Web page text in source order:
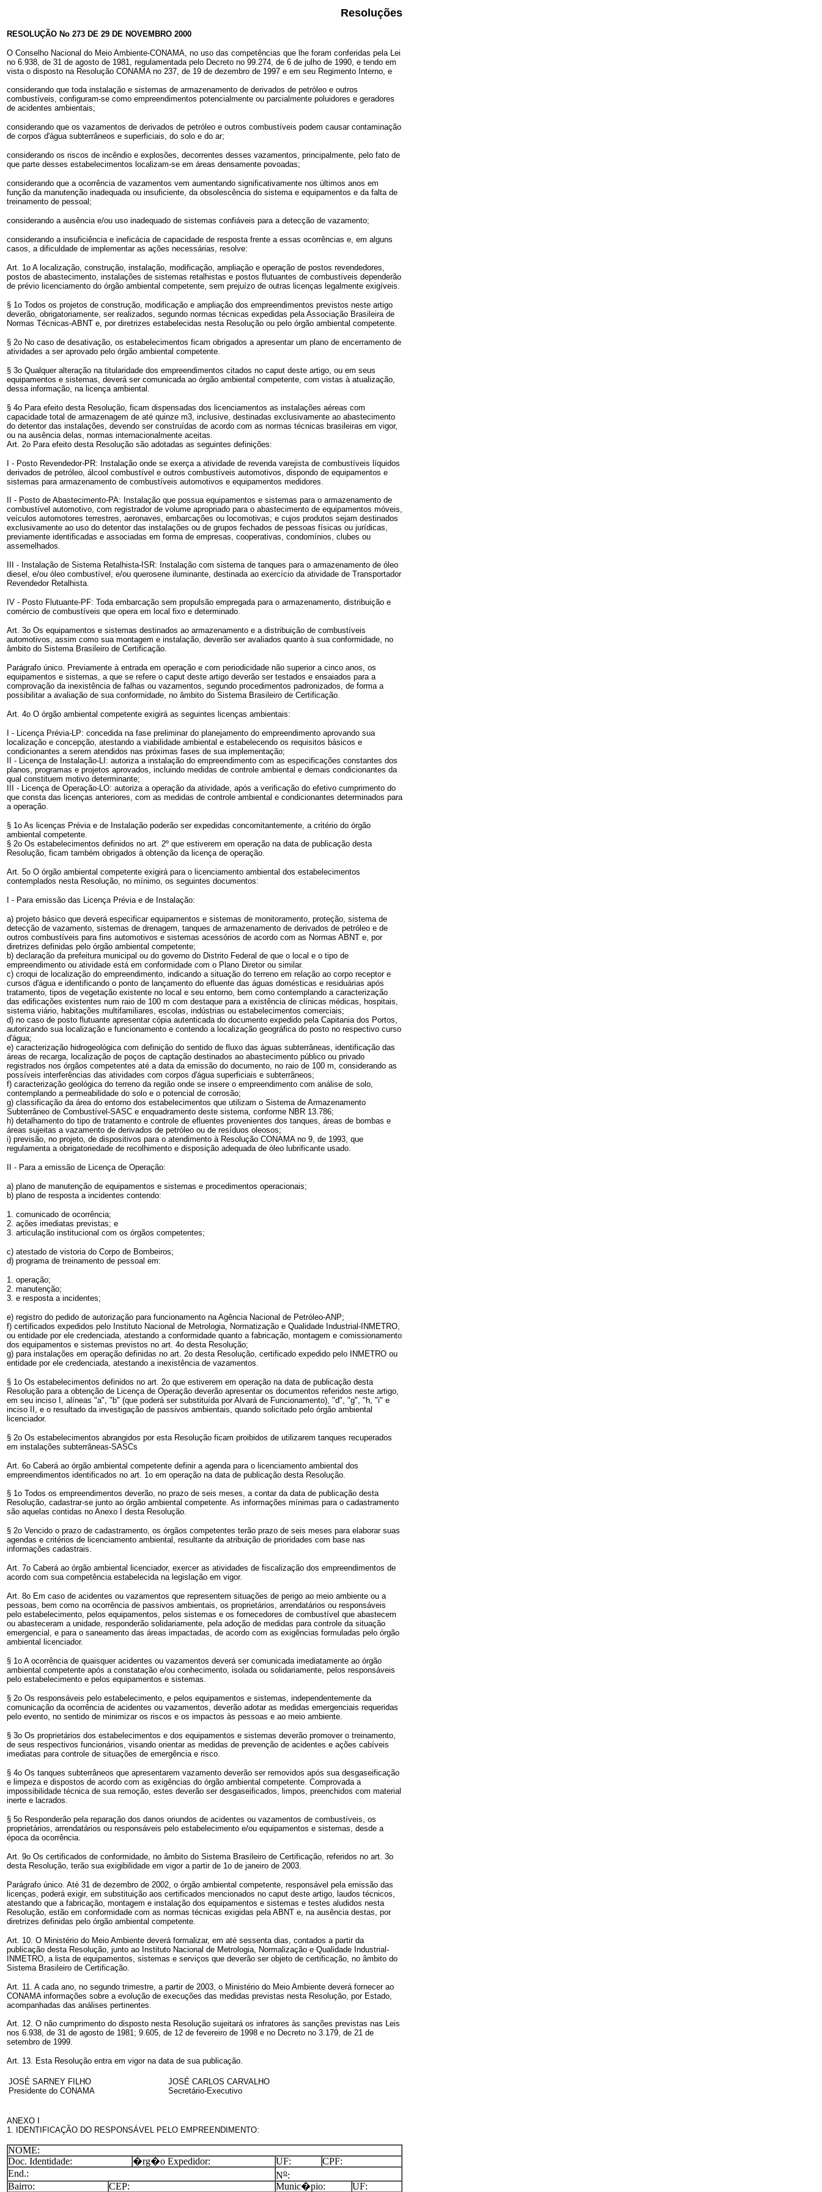
Resoluções
RESOLUÇÃO No 273 DE 29 DE NOVEMBRO 2000
O Conselho Nacional do Meio Ambiente-CONAMA, no uso das competências que lhe foram conferidas pela Lei
no 6.938, de 31 de agosto de 1981, regulamentada pelo Decreto no 99.274, de 6 de julho de 1990, e tendo em
vista o disposto na Resolução CONAMA no 237, de 19 de dezembro de 1997 e em seu Regimento Interno, e
considerando que toda instalação e sistemas de armazenamento de derivados de petróleo e outros
combustíveis, configuram-se como empreendimentos potencialmente ou parcialmente poluidores e geradores
de acidentes ambientais;
considerando que os vazamentos de derivados de petróleo e outros combustíveis podem causar contaminação
de corpos d'água subterrâneos e superficiais, do solo e do ar;
considerando os riscos de incêndio e explosões, decorrentes desses vazamentos, principalmente, pelo fato de
que parte desses estabelecimentos localizam-se em áreas densamente povoadas;
considerando que a ocorrência de vazamentos vem aumentando significativamente nos últimos anos em
função da manutenção inadequada ou insuficiente, da obsolescência do sistema e equipamentos e da falta de
treinamento de pessoal;
considerando a ausência e/ou uso inadequado de sistemas confiáveis para a detecção de vazamento;
considerando a insuficiência e ineficácia de capacidade de resposta frente a essas ocorrências e, em alguns
casos, a dificuldade de implementar as ações necessárias, resolve:
Art. 1o A localização, construção, instalação, modificação, ampliação e operação de postos revendedores,
postos de abastecimento, instalações de sistemas retalhistas e postos flutuantes de combustíveis dependerão
de prévio licenciamento do órgão ambiental competente, sem prejuízo de outras licenças legalmente exigíveis.
§ 1o Todos os projetos de construção, modificação e ampliação dos empreendimentos previstos neste artigo
deverão, obrigatoriamente, ser realizados, segundo normas técnicas expedidas pela Associação Brasileira de
Normas Técnicas-ABNT e, por diretrizes estabelecidas nesta Resolução ou pelo órgão ambiental competente.
§ 2o No caso de desativação, os estabelecimentos ficam obrigados a apresentar um plano de encerramento de
atividades a ser aprovado pelo órgão ambiental competente.
§ 3o Qualquer alteração na titularidade dos empreendimentos citados no caput deste artigo, ou em seus
equipamentos e sistemas, deverá ser comunicada ao órgão ambiental competente, com vistas à atualização,
dessa informação, na licença ambiental.
§ 4o Para efeito desta Resolução, ficam dispensadas dos licenciamentos as instalações aéreas com
capacidade total de armazenagem de até quinze m3, inclusive, destinadas exclusivamente ao abastecimento
do detentor das instalações, devendo ser construídas de acordo com as normas técnicas brasileiras em vigor,
ou na ausência delas, normas internacionalmente aceitas.
Art. 2o Para efeito desta Resolução são adotadas as seguintes definições:
I - Posto Revendedor-PR: Instalação onde se exerça a atividade de revenda varejista de combustíveis líquidos
derivados de petróleo, álcool combustível e outros combustíveis automotivos, dispondo de equipamentos e
sistemas para armazenamento de combustíveis automotivos e equipamentos medidores.
II - Posto de Abastecimento-PA: Instalação que possua equipamentos e sistemas para o armazenamento de
combustível automotivo, com registrador de volume apropriado para o abastecimento de equipamentos móveis,
veículos automotores terrestres, aeronaves, embarcações ou locomotivas; e cujos produtos sejam destinados
exclusivamente ao uso do detentor das instalações ou de grupos fechados de pessoas físicas ou jurídicas,
previamente identificadas e associadas em forma de empresas, cooperativas, condomínios, clubes ou
assemelhados.
III - Instalação de Sistema Retalhista-ISR: Instalação com sistema de tanques para o armazenamento de óleo
diesel, e/ou óleo combustível, e/ou querosene iluminante, destinada ao exercício da atividade de Transportador
Revendedor Retalhista.
IV - Posto Flutuante-PF: Toda embarcação sem propulsão empregada para o armazenamento, distribuição e
comércio de combustíveis que opera em local fixo e determinado.
Art. 3o Os equipamentos e sistemas destinados ao armazenamento e a distribuição de combustíveis
automotivos, assim como sua montagem e instalação, deverão ser avaliados quanto à sua conformidade, no
âmbito do Sistema Brasileiro de Certificação.
Parágrafo único. Previamente à entrada em operação e com periodicidade não superior a cinco anos, os
equipamentos e sistemas, a que se refere o caput deste artigo deverão ser testados e ensaiados para a
comprovação da inexistência de falhas ou vazamentos, segundo procedimentos padronizados, de forma a
possibilitar a avaliação de sua conformidade, no âmbito do Sistema Brasileiro de Certificação.
Art. 4o O órgão ambiental competente exigirá as seguintes licenças ambientais:
I - Licença Prévia-LP: concedida na fase preliminar do planejamento do empreendimento aprovando sua
localização e concepção, atestando a viabilidade ambiental e estabelecendo os requisitos básicos e
condicionantes a serem atendidos nas próximas fases de sua implementação;
II - Licença de Instalação-LI: autoriza a instalação do empreendimento com as especificações constantes dos
planos, programas e projetos aprovados, incluindo medidas de controle ambiental e demais condicionantes da
qual constituem motivo determinante;
III - Licença de Operação-LO: autoriza a operação da atividade, após a verificação do efetivo cumprimento do
que consta das licenças anteriores, com as medidas de controle ambiental e condicionantes determinados para
a operação.
§ 1o As licenças Prévia e de Instalação poderão ser expedidas concomitantemente, a critério do órgão
ambiental competente.
§ 2o Os estabelecimentos definidos no art. 2º que estiverem em operação na data de publicação desta
Resolução, ficam também obrigados à obtenção da licença de operação.
Art. 5o O órgão ambiental competente exigirá para o licenciamento ambiental dos estabelecimentos
contemplados nesta Resolução, no mínimo, os seguintes documentos:
I - Para emissão das Licença Prévia e de Instalação:
a) projeto básico que deverá especificar equipamentos e sistemas de monitoramento, proteção, sistema de
detecção de vazamento, sistemas de drenagem, tanques de armazenamento de derivados de petróleo e de
outros combustíveis para fins automotivos e sistemas acessórios de acordo com as Normas ABNT e, por
diretrizes definidas pelo órgão ambiental competente;
b) declaração da prefeitura municipal ou do governo do Distrito Federal de que o local e o tipo de
empreendimento ou atividade está em conformidade com o Plano Diretor ou similar.
c) croqui de localização do empreendimento, indicando a situação do terreno em relação ao corpo receptor e
cursos d'água e identificando o ponto de lançamento do efluente das águas domésticas e residuárias após
tratamento, tipos de vegetação existente no local e seu entorno, bem como contemplando a caracterização
das edificações existentes num raio de 100 m com destaque para a existência de clínicas médicas, hospitais,
sistema viário, habitações multifamiliares, escolas, indústrias ou estabelecimentos comerciais;
d) no caso de posto flutuante apresentar cópia autenticada do documento expedido pela Capitania dos Portos,
autorizando sua localização e funcionamento e contendo a localização geográfica do posto no respectivo curso
d'água;
e) caracterização hidrogeológica com definição do sentido de fluxo das águas subterrâneas, identificação das
áreas de recarga, localização de poços de captação destinados ao abastecimento público ou privado
registrados nos órgãos competentes até a data da emissão do documento, no raio de 100 m, considerando as
possíveis interferências das atividades com corpos d'água superficiais e subterrâneos;
f) caracterização geológica do terreno da região onde se insere o empreendimento com análise de solo,
contemplando a permeabilidade do solo e o potencial de corrosão;
g) classificação da área do entorno dos estabelecimentos que utilizam o Sistema de Armazenamento
Subterrâneo de Combustível-SASC e enquadramento deste sistema, conforme NBR 13.786;
h) detalhamento do tipo de tratamento e controle de efluentes provenientes dos tanques, áreas de bombas e
áreas sujeitas a vazamento de derivados de petróleo ou de resíduos oleosos;
i) previsão, no projeto, de dispositivos para o atendimento à Resolução CONAMA no 9, de 1993, que
regulamenta a obrigatoriedade de recolhimento e disposição adequada de óleo lubrificante usado.
II - Para a emissão de Licença de Operação:
a) plano de manutenção de equipamentos e sistemas e procedimentos operacionais;
b) plano de resposta a incidentes contendo:
1. comunicado de ocorrência;
2. ações imediatas previstas; e
3. articulação institucional com os órgãos competentes;
c) atestado de vistoria do Corpo de Bombeiros;
d) programa de treinamento de pessoal em:
1. operação;
2. manutenção;
3. e resposta a incidentes;
e) registro do pedido de autorização para funcionamento na Agência Nacional de Petróleo-ANP;
f) certificados expedidos pelo Instituto Nacional de Metrologia, Normatização e Qualidade Industrial-INMETRO,
ou entidade por ele credenciada, atestando a conformidade quanto a fabricação, montagem e comissionamento
dos equipamentos e sistemas previstos no art. 4o desta Resolução;
g) para instalações em operação definidas no art. 2o desta Resolução, certificado expedido pelo INMETRO ou
entidade por ele credenciada, atestando a inexistência de vazamentos.
§ 1o Os estabelecimentos definidos no art. 2o que estiverem em operação na data de publicação desta
Resolução para a obtenção de Licença de Operação deverão apresentar os documentos referidos neste artigo,
em seu inciso I, alíneas "a", "b" (que poderá ser substituída por Alvará de Funcionamento), "d", "g", "h, "i" e
inciso II, e o resultado da investigação de passivos ambientais, quando solicitado pelo órgão ambiental
licenciador.
§ 2o Os estabelecimentos abrangidos por esta Resolução ficam proibidos de utilizarem tanques recuperados
em instalações subterrâneas-SASCs
Art. 6o Caberá ao órgão ambiental competente definir a agenda para o licenciamento ambiental dos
empreendimentos identificados no art. 1o em operação na data de publicação desta Resolução.
§ 1o Todos os empreendimentos deverão, no prazo de seis meses, a contar da data de publicação desta
Resolução, cadastrar-se junto ao órgão ambiental competente. As informações mínimas para o cadastramento
são aquelas contidas no Anexo I desta Resolução.
§ 2o Vencido o prazo de cadastramento, os órgãos competentes terão prazo de seis meses para elaborar suas
agendas e critérios de licenciamento ambiental, resultante da atribuição de prioridades com base nas
informações cadastrais.
Art. 7o Caberá ao órgão ambiental licenciador, exercer as atividades de fiscalização dos empreendimentos de
acordo com sua competência estabelecida na legislação em vigor.
Art. 8o Em caso de acidentes ou vazamentos que representem situações de perigo ao meio ambiente ou a
pessoas, bem como na ocorrência de passivos ambientais, os proprietários, arrendatários ou responsáveis
pelo estabelecimento, pelos equipamentos, pelos sistemas e os fornecedores de combustível que abastecem
ou abasteceram a unidade, responderão solidariamente, pela adoção de medidas para controle da situação
emergencial, e para o saneamento das áreas impactadas, de acordo com as exigências formuladas pelo órgão
ambiental licenciador.
§ 1o A ocorrência de quaisquer acidentes ou vazamentos deverá ser comunicada imediatamente ao órgão
ambiental competente após a constatação e/ou conhecimento, isolada ou solidariamente, pelos responsáveis
pelo estabelecimento e pelos equipamentos e sistemas.
§ 2o Os responsáveis pelo estabelecimento, e pelos equipamentos e sistemas, independentemente da
comunicação da ocorrência de acidentes ou vazamentos, deverão adotar as medidas emergenciais requeridas
pelo evento, no sentido de minimizar os riscos e os impactos às pessoas e ao meio ambiente.
§ 3o Os proprietários dos estabelecimentos e dos equipamentos e sistemas deverão promover o treinamento,
de seus respectivos funcionários, visando orientar as medidas de prevenção de acidentes e ações cabíveis
imediatas para controle de situações de emergência e risco.
§ 4o Os tanques subterrâneos que apresentarem vazamento deverão ser removidos após sua desgaseificação
e limpeza e dispostos de acordo com as exigências do órgão ambiental competente. Comprovada a
impossibilidade técnica de sua remoção, estes deverão ser desgaseificados, limpos, preenchidos com material
inerte e lacrados.
§ 5o Responderão pela reparação dos danos oriundos de acidentes ou vazamentos de combustíveis, os
proprietários, arrendatários ou responsáveis pelo estabelecimento e/ou equipamentos e sistemas, desde a
época da ocorrência.
Art. 9o Os certificados de conformidade, no âmbito do Sistema Brasileiro de Certificação, referidos no art. 3o
desta Resolução, terão sua exigibilidade em vigor a partir de 1o de janeiro de 2003.
Parágrafo único. Até 31 de dezembro de 2002, o órgão ambiental competente, responsável pela emissão das
licenças, poderá exigir, em substituição aos certificados mencionados no caput deste artigo, laudos técnicos,
atestando que a fabricação, montagem e instalação dos equipamentos e sistemas e testes aludidos nesta
Resolução, estão em conformidade com as normas técnicas exigidas pela ABNT e, na ausência destas, por
diretrizes definidas pelo órgão ambiental competente.
Art. 10. O Ministério do Meio Ambiente deverá formalizar, em até sessenta dias, contados a partir da
publicação desta Resolução, junto ao Instituto Nacional de Metrologia, Normalização e Qualidade Industrial-
INMETRO, a lista de equipamentos, sistemas e serviços que deverão ser objeto de certificação, no âmbito do
Sistema Brasileiro de Certificação.
Art. 11. A cada ano, no segundo trimestre, a partir de 2003, o Ministério do Meio Ambiente deverá fornecer ao
CONAMA informações sobre a evolução de execuções das medidas previstas nesta Resolução, por Estado,
acompanhadas das análises pertinentes.
Art. 12. O não cumprimento do disposto nesta Resolução sujeitará os infratores às sanções previstas nas Leis
nos 6.938, de 31 de agosto de 1981; 9.605, de 12 de fevereiro de 1998 e no Decreto no 3.179, de 21 de
setembro de 1999.
Art. 13. Esta Resolução entra em vigor na data de sua publicação.
JOSÉ SARNEY FILHO
Presidente do CONAMA
JOSÉ CARLOS CARVALHO
Secretário-Executivo
ANEXO I
1. IDENTIFICAÇÃO DO RESPONSÁVEL PELO EMPREENDIMENTO:
NOME:
Doc. Identidade:
�rg�o Expedidor: UF:
CPF:
End.:
No:
Bairro:
CEP: Munic�pio: UF: